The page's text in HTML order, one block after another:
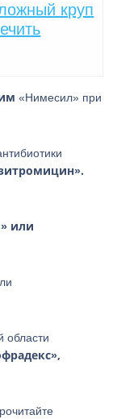
круп
«Нимесил» при
или
области